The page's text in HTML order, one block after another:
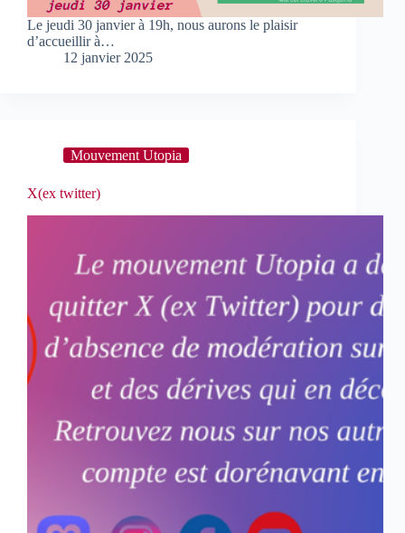
Le jeudi 30 janvier à 19h, nous aurons le plaisir
d’accueillir à…
12 janvier 2025
Mouvement Utopia
X(ex twitter)